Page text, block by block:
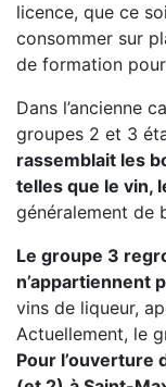
licence, que ce
consommer sur
de formation
Dans l’ancienne
groupes 2 et 3
rassemblait les
telles que le vin,
généralement de
Le groupe 3
n’appartiennent
vins de liqueur,
Actuellement, le
Pour l’ouverture